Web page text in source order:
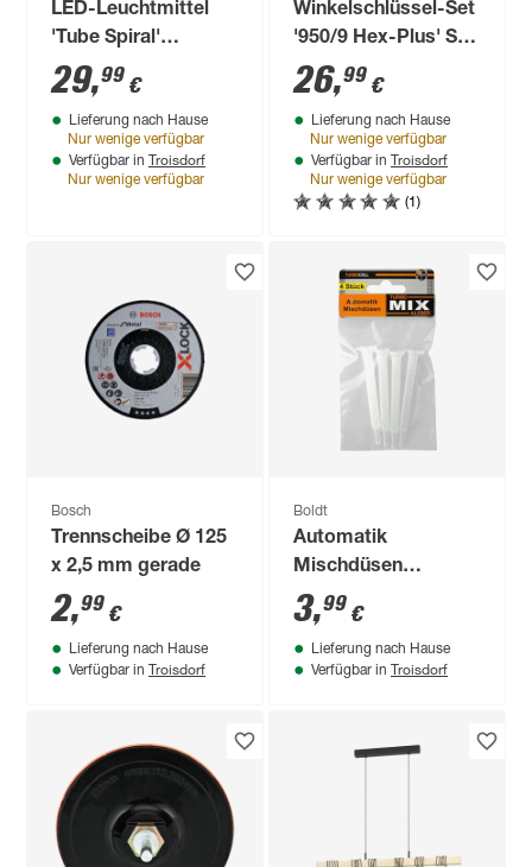
LED-Leuchtmittel
'Tube Spiral'
dimmbar Zylinder
gold E27 4 W 140 lm
warmweiß
29,99 €
Lieferung nach Hause
Nur wenige verfügbar
Verfügbar in Troisdorf
Nur wenige verfügbar
Winkelschlüssel-Set
'950/9 Hex-Plus' SW,
9-teilig
26,99 €
Lieferung nach Hause
Nur wenige verfügbar
Verfügbar in Troisdorf
Nur wenige verfügbar
(1)
Bosch
Trennscheibe Ø 125
x 2,5 mm gerade
2,99 €
Lieferung nach Hause
Verfügbar in Troisdorf
Boldt
Automatik
Mischdüsen
'Turbocoll Dynamix
TurboMIX' 4 Stück
3,99 €
Lieferung nach Hause
Verfügbar in Troisdorf